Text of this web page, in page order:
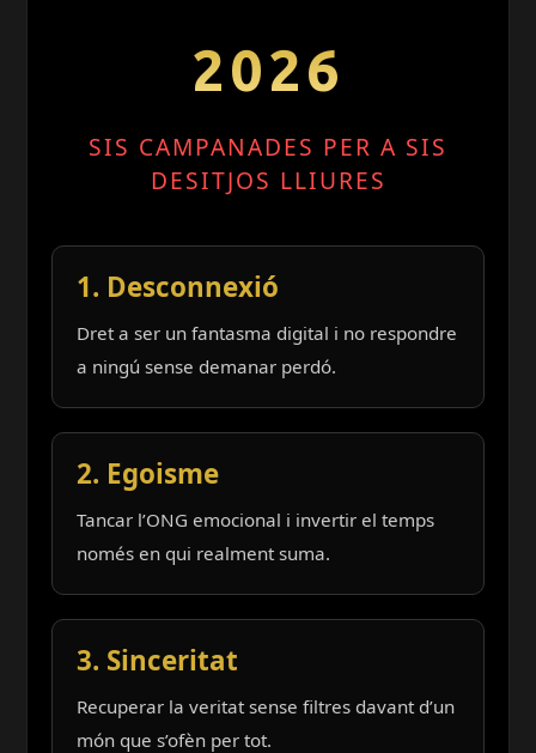
2026
SIS CAMPANADES PER A SIS
DESITJOS LLIURES
1. Desconnexió
Dret a ser un fantasma digital i no respondre
a ningú sense demanar perdó.
2. Egoisme
Tancar l’ONG emocional i invertir el temps
només en qui realment suma.
3. Sinceritat
Recuperar la veritat sense filtres davant d’un
món que s’ofèn per tot.